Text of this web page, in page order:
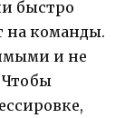
быстро
на команды.
и не